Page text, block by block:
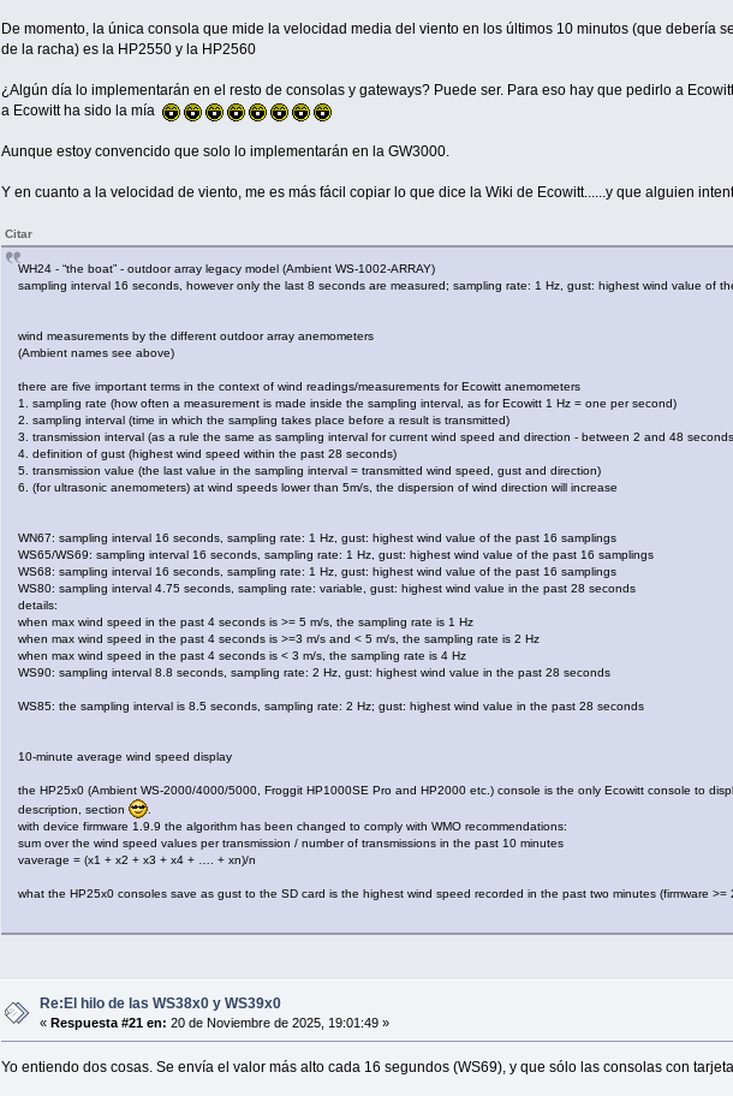
De momento, la única consola que mide la velocidad media del viento en los últimos 10 minutos (que debería
de la racha) es la HP2550 y la HP2560
¿Algún día lo implementarán en el resto de consolas y gateways? Puede ser. Para eso hay que pedirlo a
a Ecowitt ha sido la mía
Aunque estoy convencido que solo lo implementarán en la GW3000.
Y en cuanto a la velocidad de viento, me es más fácil copiar lo que dice la Wiki de Ecowitt......y que alguien
Citar
WH24 - “the boat” - outdoor array legacy model (Ambient WS-1002-ARRAY)
sampling interval 16 seconds, however only the last 8 seconds are measured; sampling rate: 1 Hz, gust: highest wind value of
wind measurements by the different outdoor array anemometers
(Ambient names see above)
there are five important terms in the context of wind readings/measurements for Ecowitt anemometers
1. sampling rate (how often a measurement is made inside the sampling interval, as for Ecowitt 1 Hz = one per second)
2. sampling interval (time in which the sampling takes place before a result is transmitted)
3. transmission interval (as a rule the same as sampling interval for current wind speed and direction - between 2 and 48
4. definition of gust (highest wind speed within the past 28 seconds)
5. transmission value (the last value in the sampling interval = transmitted wind speed, gust and direction)
6. (for ultrasonic anemometers) at wind speeds lower than 5m/s, the dispersion of wind direction will increase
WN67: sampling interval 16 seconds, sampling rate: 1 Hz, gust: highest wind value of the past 16 samplings
WS65/WS69: sampling interval 16 seconds, sampling rate: 1 Hz, gust: highest wind value of the past 16 samplings
WS68: sampling interval 16 seconds, sampling rate: 1 Hz, gust: highest wind value of the past 16 samplings
WS80: sampling interval 4.75 seconds, sampling rate: variable, gust: highest wind value in the past 28 seconds
details:
when max wind speed in the past 4 seconds is >= 5 m/s, the sampling rate is 1 Hz
when max wind speed in the past 4 seconds is >=3 m/s and < 5 m/s, the sampling rate is 2 Hz
when max wind speed in the past 4 seconds is < 3 m/s, the sampling rate is 4 Hz
WS90: sampling interval 8.8 seconds, sampling rate: 2 Hz, gust: highest wind value in the past 28 seconds
WS85: the sampling interval is 8.5 seconds, sampling rate: 2 Hz; gust: highest wind value in the past 28 seconds
10-minute average wind speed display
the HP25x0 (Ambient WS-2000/4000/5000, Froggit HP1000SE Pro and HP2000 etc.) console is the only Ecowitt console to
description, section
.
with device firmware 1.9.9 the algorithm has been changed to comply with WMO recommendations:
sum over the wind speed values per transmission / number of transmissions in the past 10 minutes
vaverage = (x1 + x2 + x3 + x4 + …. + xn)/n
what the HP25x0 consoles save as gust to the SD card is the highest wind speed recorded in the past two minutes (firmware >=
Re:El hilo de las WS38x0 y WS39x0
«Respuesta #21 en: 20 de Noviembre de 2025, 19:01:49 »
Yo entiendo dos cosas. Se envía el valor más alto cada 16 segundos (WS69), y que sólo las consolas con